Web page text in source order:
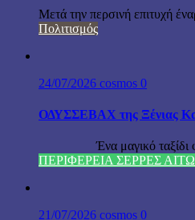
Μετά την περσινή επιτυχή
Πολιτισμός
24/07/2026 cosmos 0
ΟΔΥΣΣΕΒΑΧ της Ξένιας
Ένα μαγικό ταξίδι
ΠΕΡΙΦΕΡΕΙΑ ΣΕΡΡΕΣ
21/07/2026 cosmos 0